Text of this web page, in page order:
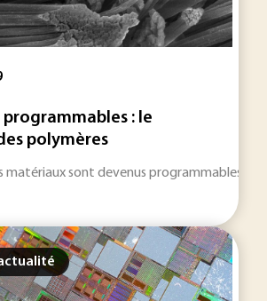
: le
polymères
matériaux sont devenus programmables.